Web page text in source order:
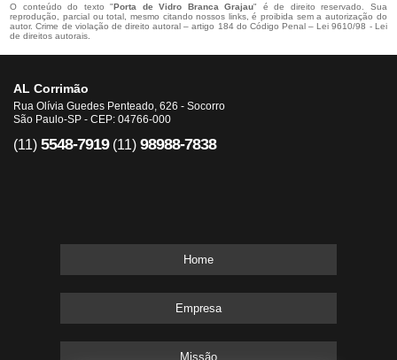
O conteúdo do texto "Porta de Vidro Branca Grajau" é de direito reservado. Sua
reprodução, parcial ou total, mesmo citando nossos links, é proibida sem a autorização do
autor. Crime de violação de direito autoral – artigo 184 do Código Penal –Lei 9610/98 - Lei
de direitos autorais
AL Corrimão
Rua Olívia Guedes Penteado, 626 - Socorro
São Paulo-SP - CEP: 04766-000
(11) 5548-7919 (11) 98988-7838
Home
Empresa
Missão